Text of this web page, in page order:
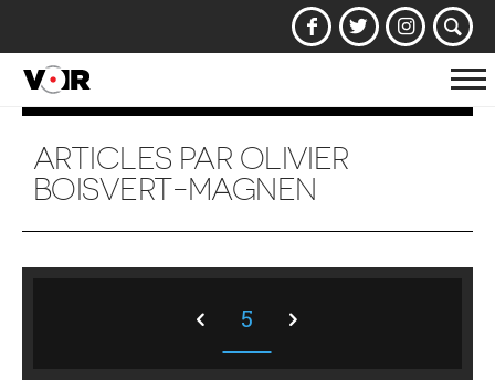
la
ARTICLES PAR OLIVIER
BOISVERT-MAGNEN
5